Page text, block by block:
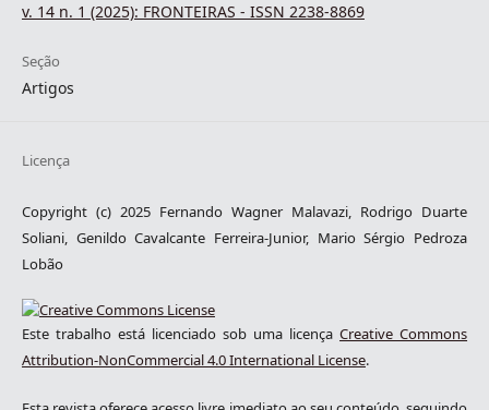
v. 14 n. 1 (2025): FRONTEIRAS - ISSN 2238-8869
Seção
Artigos
Licença
Copyright (c) 2025 Fernando Wagner Malavazi, Rodrigo Duarte
Soliani, Genildo Cavalcante Ferreira-Junior, Mario Sérgio Pedroza
Lobão
Este trabalho está licenciado sob uma licençaCreative Commons
Attribution-NonCommercial 4.0 International License.